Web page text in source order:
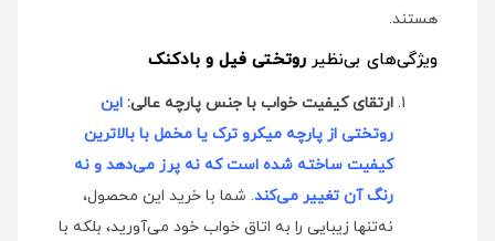
هستند.
ویژگی‌های بی‌نظیر روتختی فیل و بادکنک
ارتقای کیفیت خواب با جنس پارچه عالی: این
روتختی از پارچه میکرو ترک یا مخمل با بالاترین
کیفیت ساخته شده است که نه پرز می‌دهد و نه
رنگ آن تغییر می‌کند. شما با خرید این محصول،
نه‌تنها زیبایی را به اتاق خواب خود می‌آورید، بلکه با